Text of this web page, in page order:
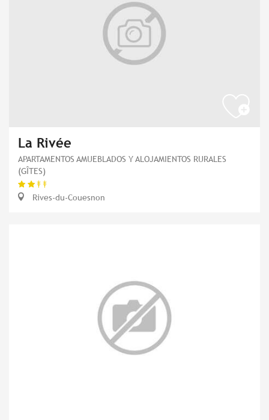
La Rivée
APARTAMENTOS AMUEBLADOS Y ALOJAMIENTOS RURALES
(GÎTES)
Rives-du-Couesnon